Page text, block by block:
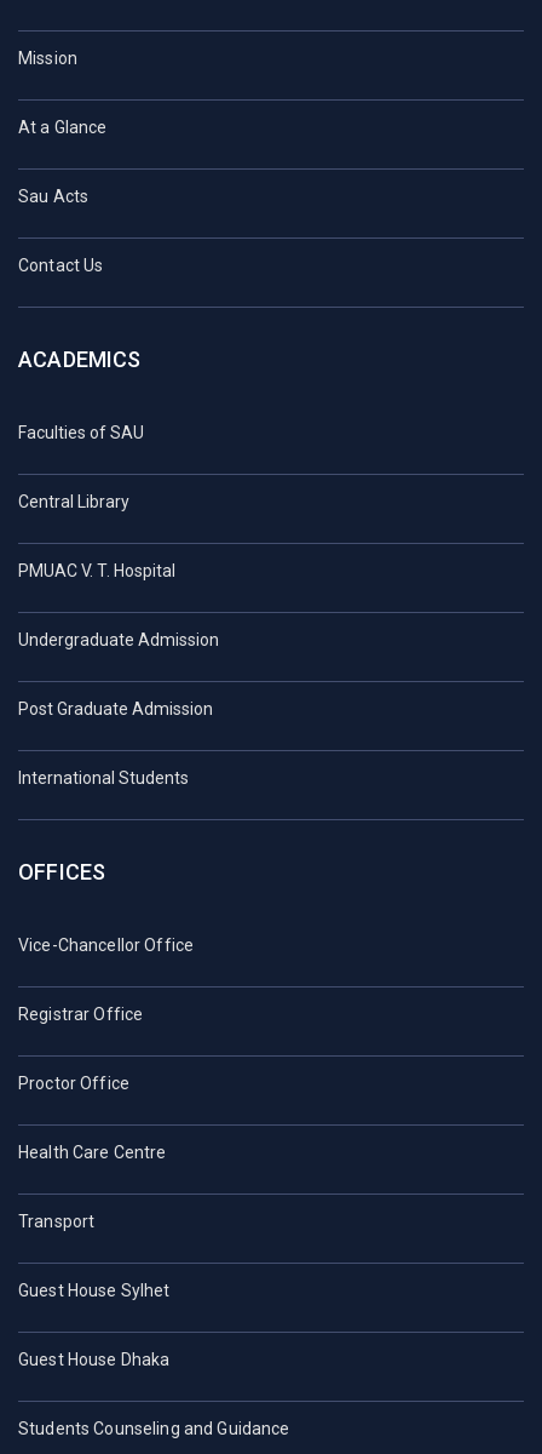
Mission
At a Glance
Sau Acts
Contact Us
ACADEMICS
Faculties of SAU
Central Library
PMUAC V. T. Hospital
Undergraduate Admission
Post Graduate Admission
International Students
OFFICES
Vice-Chancellor Office
Registrar Office
Proctor Office
Health Care Centre
Transport
Guest House Sylhet
Guest House Dhaka
Students Counseling and Guidance